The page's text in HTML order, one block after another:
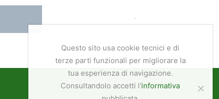
LOIETTO, ERBA MEDICA
FORAGGERE
TRIFOGLIO E MIX
Questo sito usa cookie tecnici e di
terze parti funzionali per migliorare la
tua esperienza di navigazione.
Consultandolo accetti l'informativa